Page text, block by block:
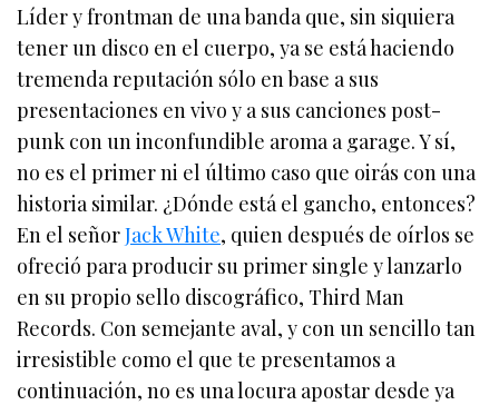
Líder y frontman de una banda que, sin siquiera
tener un disco en el cuerpo, ya se está haciendo
tremenda reputación sólo en base a sus
presentaciones en vivo y a sus canciones post-
punk con un inconfundible aroma a garage. Y sí,
no es el primer ni el último caso que oirás con una
historia similar. ¿Dónde está el gancho, entonces?
En el señorJack White, quien después de oírlos se
ofreció para producir su primer single y lanzarlo
en su propio sello discográfico, Third Man
Records. Con semejante aval, y con un sencillo tan
irresistible como el que te presentamos a
continuación, no es una locura apostar desde ya